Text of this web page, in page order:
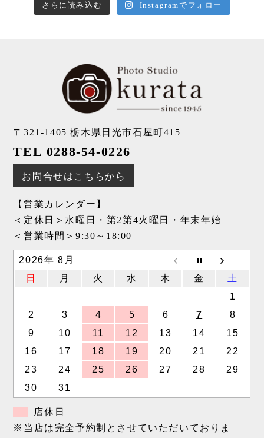
さらに読み込む Instagramでフォロー
〒321-1405 栃木県日光市石屋町415
TEL 0288-54-0226
お問合せはこちらから
【営業カレンダー】
＜定休日＞水曜日・第2第4火曜日・年末年始
＜営業時間＞9:30～18:00
2026年 8月
日
月 火 水 木 金
土
1
2
3 4 5 6 7
8
9
10 11 12 13 14
15
16
17 18 19 20 21
22
23
24 25 26 27 28
29
30
31
店休日
※当店は完全予約制とさせていただいておりま